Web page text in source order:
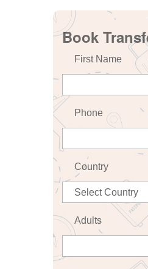
Book
First Name
Phone
Country
Adults